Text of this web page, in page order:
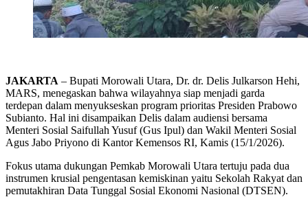
JAKARTA – Bupati Morowali Utara, Dr. dr. Delis Julkarson Hehi,
MARS, menegaskan bahwa wilayahnya siap menjadi garda
terdepan dalam menyukseskan program prioritas Presiden Prabowo
Subianto. Hal ini disampaikan Delis dalam audiensi bersama
Menteri Sosial Saifullah Yusuf (Gus Ipul) dan Wakil Menteri Sosial
Agus Jabo Priyono di Kantor Kemensos RI, Kamis (15/1/2026).
Fokus utama dukungan Pemkab Morowali Utara tertuju pada dua
instrumen krusial pengentasan kemiskinan yaitu Sekolah Rakyat dan
pemutakhiran Data Tunggal Sosial Ekonomi Nasional (DTSEN).